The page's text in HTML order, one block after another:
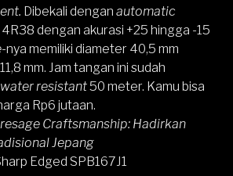
Dibekali dengan automatic
4R38 dengan akurasi +25 hingga -15
nya memiliki diameter 40,5 mm
mm. Jam tangan ini sudah
water resistant50 meter. Kamu bisa
Rp6 jutaan.
Craftsmanship: Hadirkan
Jepang
Edged SPB167J1